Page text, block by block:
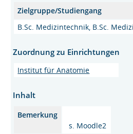
Zielgruppe/Studiengang
B.Sc. Medizintechnik, B.Sc.
Zuordnung zu Einrichtungen
Institut für Anatomie
Inhalt
Bemerkung
s. Moodle2